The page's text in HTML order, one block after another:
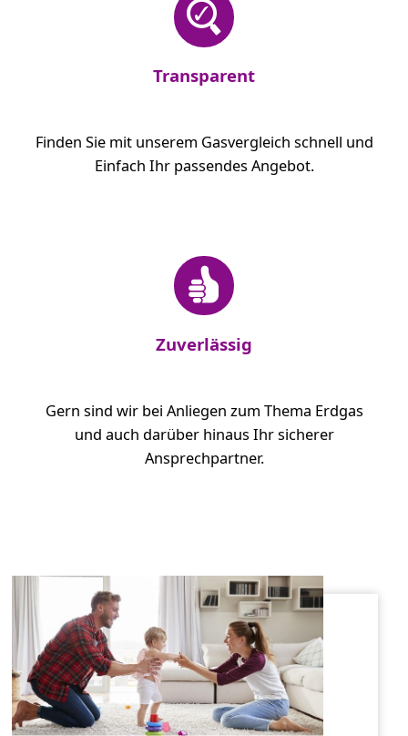
Transparent
Finden Sie mit unserem Gasvergleich schnell und
Einfach Ihr passendes Angebot.
Zuverlässig
Gern sind wir bei Anliegen zum Thema Erdgas
und auch darüber hinaus Ihr sicherer
Ansprechpartner.